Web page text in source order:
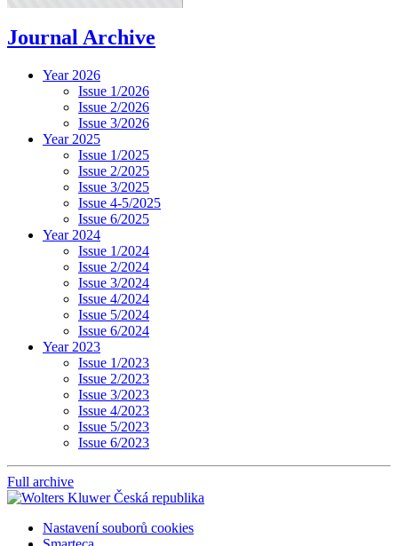
Journal Archive
Year 2026
Issue 1/2026
Issue 2/2026
Issue 3/2026
Year 2025
Issue 1/2025
Issue 2/2025
Issue 3/2025
Issue 4-5/2025
Issue 6/2025
Year 2024
Issue 1/2024
Issue 2/2024
Issue 3/2024
Issue 4/2024
Issue 5/2024
Issue 6/2024
Year 2023
Issue 1/2023
Issue 2/2023
Issue 3/2023
Issue 4/2023
Issue 5/2023
Issue 6/2023
Full archive
Nastavení souborů cookies